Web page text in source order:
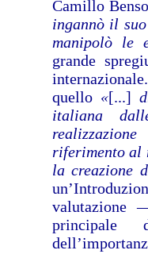
Camillo
ingannò il
manipolò le
grande
quello «[...]
italiana
riferimento al
la creazione
valutazione
principale